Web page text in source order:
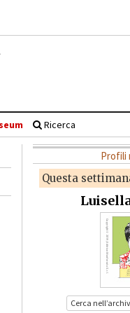
Ricerca
Profili
Questa
Cerca